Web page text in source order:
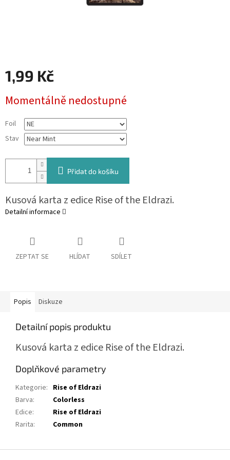
1,99 Kč
cena:
Momentálně nedostupné
Foil
Stav
Přidat do košíku
Kusová karta z edice Rise of the Eldrazi.
Detailní informace
ZEPTAT SE HLÍDAT SDÍLET
Popis Diskuze
Detailní popis produktu
Kusová karta z edice Rise of the Eldrazi.
Doplňkové parametry
Kategorie: Rise of Eldrazi
Barva:
Colorless
Edice:
Rise of Eldrazi
Rarita: Common